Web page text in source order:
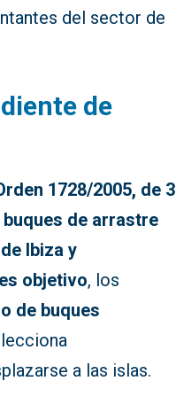
del sector de
de
1728/2005, de 3
buques de arrastre
Ibiza y
objetivo, los
de buques
a las islas.